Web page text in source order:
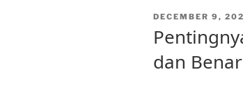
POSTED
DECEMBER 9,
dan Benar